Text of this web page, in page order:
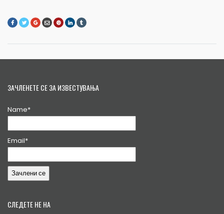
ЗАЧЛЕНЕТЕ СЕ ЗА ИЗВЕСТУВАЊА
Name*
Email*
СЛЕДЕТЕ НЕ НА